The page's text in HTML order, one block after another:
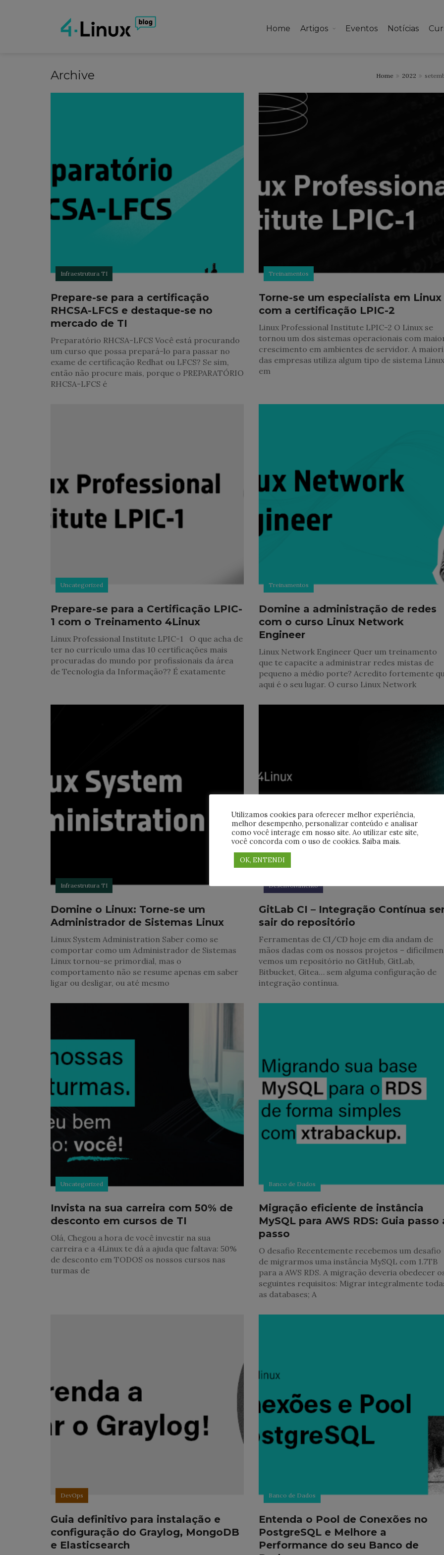
Home Artigos Eventos Notícias
Archive Home 2022
Infraestrutura TI
Prepare-se para a certificação
RHCSA-LFCS e destaque-se no
mercado de TI
Preparatório RHCSA-LFCS Você está procurando
um curso que possa prepará-lo para passar no
exame de certificação Redhat ou LFCS? Se sim,
então não procure mais, porque o PREPARATÓRIO
RHCSA-LFCS é
Treinamentos
Torne-se um especialista em Linux
com a certificação LPIC-2
Linux Professional Institute LPIC-2 O Linux se
tornou um dos sistemas operacionais com
crescimento em ambientes de servidor. A
das empresas utiliza algum tipo de sistema
em
Uncategorized
Prepare-se para a Certificação LPIC-
1 com o Treinamento 4Linux
Linux Professional Institute LPIC-1 O que acha de
ter no currículo uma das 10 certificações mais
procuradas do mundo por profissionais da área
de Tecnologia da Informação?? É exatamente
Treinamentos
Domine a administração de redes
com o curso Linux Network
Engineer
Linux Network Engineer Quer um treinamento
que te capacite a administrar redes mistas de
pequeno a médio porte? Acredito fortemente
aqui é o seu lugar. O curso Linux Network
Infraestrutura TI
Domine o Linux: Torne-se um
Administrador de Sistemas Linux
Linux System Administration Saber como se
comportar como um Administrador de Sistemas
Linux tornou-se primordial, mas o
comportamento não se resume apenas em saber
ligar ou desligar, ou até mesmo
Desenvolvimento
GitLab CI – Integração Contínua
sair do repositório
Ferramentas de CI/CD hoje em dia andam de
mãos dadas com os nossos projetos –
vemos um repositório no GitHub, GitLab,
Bitbucket, Gitea… sem alguma configuração de
integração contínua.
Uncategorized
Invista na sua carreira com 50% de
desconto em cursos de TI
Olá, Chegou a hora de você investir na sua
carreira e a 4Linux te dá a ajuda que faltava: 50%
de desconto em TODOS os nossos cursos nas
turmas de
Banco de Dados
Migração eficiente de instância
MySQL para AWS RDS: Guia passo
passo
O desafio Recentemente recebemos um desafio
de migrarmos uma instância MySQL com 1.7TB
para a AWS RDS. A migração deveria obedecer
seguintes requisitos: Migrar integralmente
as databases; A
DevOps
Guia definitivo para instalação e
configuração do Graylog, MongoDB
e Elasticsearch
Banco de Dados
Entenda o Pool de Conexões no
PostgreSQL e Melhore a
Performance do seu Banco de
Utilizamos cookies para oferecer melhor experiência,
melhor desempenho, personalizar conteúdo e analisar
como você interage em nosso site. Ao utilizar este site,
você concorda com o uso de cookies. Saiba mais.
OK, ENTENDI